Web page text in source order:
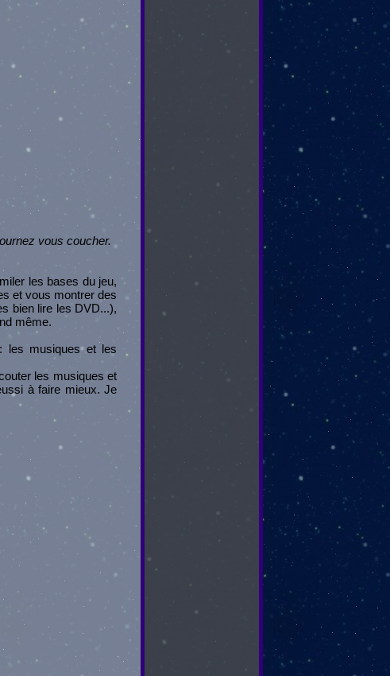
vous coucher.
les bases du jeu,
et vous montrer des
bien lire les DVD...),
même.
les musiques et les
les musiques et
à faire mieux. Je